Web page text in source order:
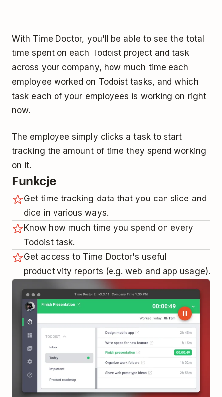
With Time Doctor, you'll be able to see the total
time spent on each Todoist project and task
across your company, how much time each
employee worked on Todoist tasks, and which
task each of your employees is working on right
now.
The employee simply clicks a task to start
tracking the amount of time they spend working
on it.
Funkcje
Get time tracking data that you can slice and
dice in various ways.
Know how much time you spend on every
Todoist task.
Get access to Time Doctor's useful
productivity reports (e.g. web and app usage).